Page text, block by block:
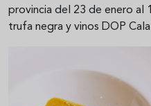
provincia del 23 de enero al
trufa negra y vinos DOP